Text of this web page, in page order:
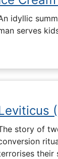
idyllic
serves
story of
their